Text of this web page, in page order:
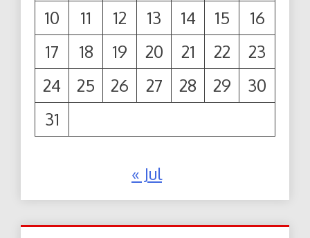
10
11 12 13 14 15
16
17
18 19 20 21 22
23
24
25 26 27 28 29
30
31
« Jul